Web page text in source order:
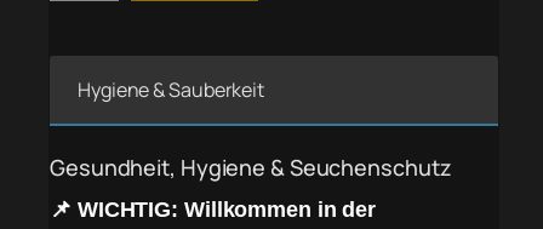
Hygiene & Sauberkeit
Gesundheit, Hygiene & Seuchenschutz
📌 WICHTIG: Willkommen in der